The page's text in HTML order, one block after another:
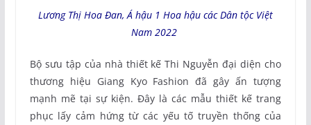
Lương Thị Hoa Đan, Á hậu 1 Hoa hậu các Dân tộc Việt
Nam 2022
Bộ sưu tập của nhà thiết kế Thi Nguyễn đại diện cho
thương hiệu Giang Kyo Fashion đã gây ấn tượng
mạnh mẽ tại sự kiện. Đây là các mẫu thiết kế trang
phục lấy cảm hứng từ các yếu tố truyền thống của